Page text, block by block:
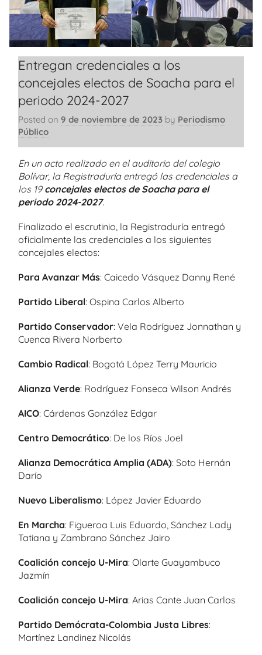
Entregan credenciales a los
concejales electos de Soacha para el
periodo 2024-2027
Posted on 9 de noviembre de 2023 by Periodismo
Público
En un acto realizado en el auditorio del colegio
Bolívar, la Registraduría entregó las credenciales a
los 19 concejales electos de Soacha para el
periodo 2024-2027.
Finalizado el escrutinio, la Registraduría entregó
oficialmente las credenciales a los siguientes
concejales electos:
Para Avanzar Más: Caicedo Vásquez Danny René
Partido Liberal: Ospina Carlos Alberto
Partido Conservador: Vela Rodríguez Jonnathan y
Cuenca Rivera Norberto
Cambio Radical: Bogotá López Terry Mauricio
Alianza Verde: Rodríguez Fonseca Wilson Andrés
AICO: Cárdenas González Edgar
Centro Democrático: De los Ríos Joel
Alianza Democrática Amplia (ADA): Soto Hernán
Darío
Nuevo Liberalismo: López Javier Eduardo
En Marcha: Figueroa Luis Eduardo, Sánchez Lady
Tatiana y Zambrano Sánchez Jairo
Coalición concejo U-Mira: Olarte Guayambuco
Jazmín
Coalición concejo U-Mira: Arias Cante Juan Carlos
Partido Demócrata-Colombia Justa Libres:
Martínez Landinez Nicolás